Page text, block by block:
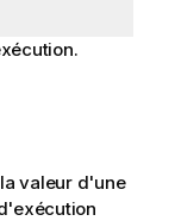
valeur d'une